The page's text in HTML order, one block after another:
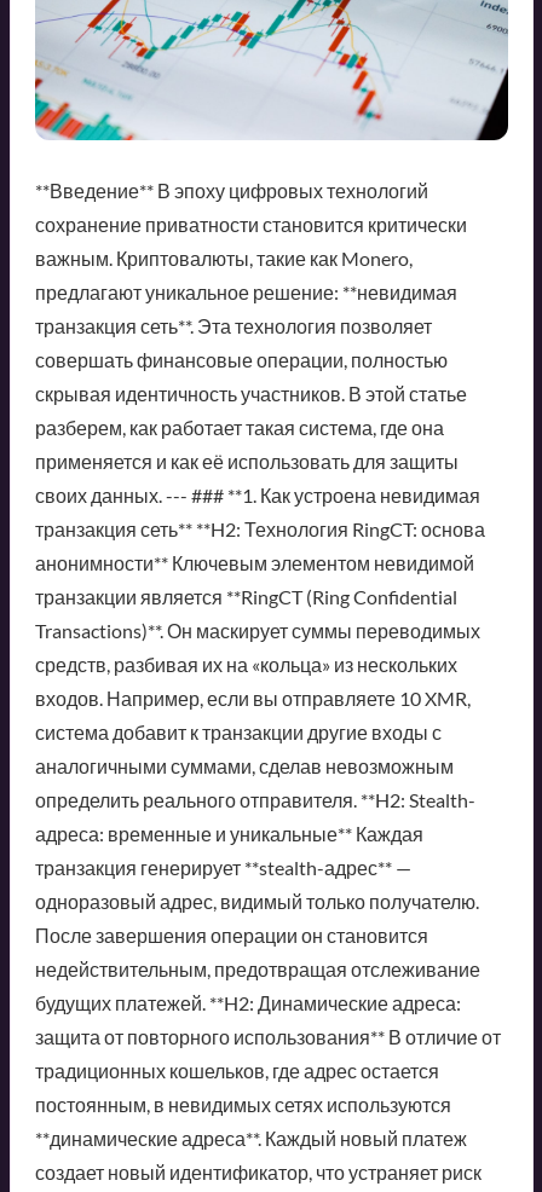
**Введение** В эпоху цифровых технологий
сохранение приватности становится критически
важным. Криптовалюты, такие как Monero,
предлагают уникальное решение: **невидимая
транзакция сеть**. Эта технология позволяет
совершать финансовые операции, полностью
скрывая идентичность участников. В этой статье
разберем, как работает такая система, где она
применяется и как её использовать для защиты
своих данных. --- ### **1. Как устроена невидимая
транзакция сеть** **H2: Технология RingCT: основа
анонимности** Ключевым элементом невидимой
транзакции является **RingCT (Ring Confidential
Transactions)**. Он маскирует суммы переводимых
средств, разбивая их на «кольца» из нескольких
входов. Например, если вы отправляете 10 XMR,
система добавит к транзакции другие входы с
аналогичными суммами, сделав невозможным
определить реального отправителя. **H2: Stealth-
адреса: временные и уникальные** Каждая
транзакция генерирует **stealth-адрес** —
одноразовый адрес, видимый только получателю.
После завершения операции он становится
недействительным, предотвращая отслеживание
будущих платежей. **H2: Динамические адреса:
защита от повторного использования** В отличие от
традиционных кошельков, где адрес остается
постоянным, в невидимых сетях используются
**динамические адреса**. Каждый новый платеж
создает новый идентификатор, что устраняет риск